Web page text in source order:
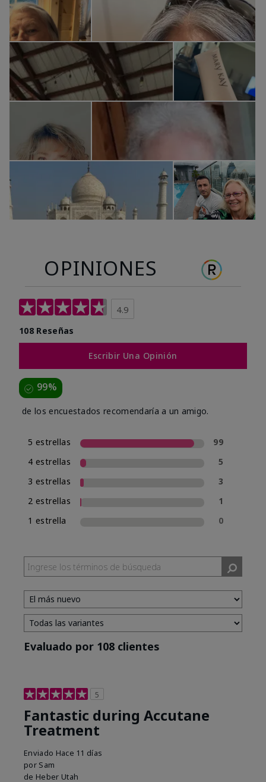
OPINIONES
4.9
108 Reseñas
Escribir Una Opinión
99%
de los encuestados recomendaría a un amigo.
5 estrellas
99
4 estrellas
5
3 estrellas
3
2 estrellas
1
1 estrella
0
Evaluado por 108 clientes
5
Fantastic during Accutane
Treatment
Enviado Hace 11 días
por Sam
de Heber Utah